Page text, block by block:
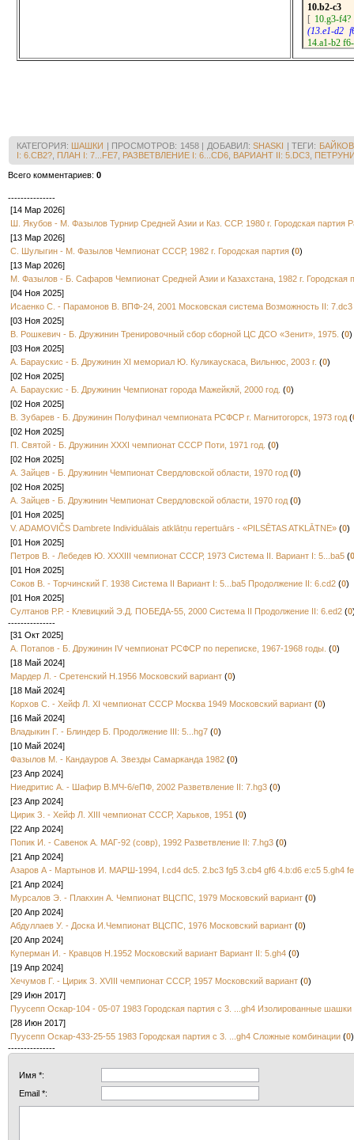
10.b2-c3
[ 10.g3-f4?
(13.e1-d2
14.a1-b2
хуже:I.
[11.g3-f4?
16.c3xe5
(17...h8-g7
e7-f6
B)
13.e3-
f6!
C) 13.g3-
15...h6-g5
16...b8-a7
c1-e3=
сводя
f4-g3
20.e1-d2
17.e3-f4
КАТЕГОРИЯ: ШАШКИ | ПРОСМОТРОВ: 1458| ДОБАВИЛ: SHASKI |ТЕГИ:
I: 6.СB2? ПЛАН I: 7...FE7 РАЗВЕТВЛЕНИЕ I: 6...CD6 ВАРИАНТ II: 5.DC3
Всего комментариев: 0
---------------
[14 Мар 2026]
Ш. Якубов - М. Фазылов Турнир Средней Азии и Каз. ССР. 1980 г. Городская партия
[13 Мар 2026]
С. Шулыгин - М. Фазылов Чемпионат СССР, 1982 г. Городская партия (0)
[13 Мар 2026]
М. Фазылов - Б. Сафаров Чемпионат Средней Азии и Казахстана, 1982 г. Городская
[04 Ноя 2025]
Исаенко С. - Парамонов В. ВПФ-24, 2001 Московская система Возможность II: 7.dc3
[03 Ноя 2025]
В. Рошкевич - Б. Дружинин Тренировочный сбор сборной ЦС ДСО «Зенит», 1975. (0)
[03 Ноя 2025]
А. Бараускис - Б. Дружинин XI мемориал Ю. Куликаускаса, Вильнюс, 2003 г. (0)
[02 Ноя 2025]
А. Бараускис - Б. Дружинин Чемпионат города Мажейкяй, 2000 год. (0)
[02 Ноя 2025]
В. Зубарев - Б. Дружинин Полуфинал чемпионата РСФСР г. Магнитогорск, 1973 год (
[02 Ноя 2025]
П. Святой - Б. Дружинин XXXI чемпионат СССР Поти, 1971 год. (0)
[02 Ноя 2025]
А. Зайцев - Б. Дружинин Чемпионат Свердловской области, 1970 год (0)
[02 Ноя 2025]
А. Зайцев - Б. Дружинин Чемпионат Свердловской области, 1970 год (0)
[01 Ноя 2025]
V. ADAMOVIČS Dambrete Individuālais atklātņu repertuārs - «PILSĒTAS ATKLĀTNE» (0)
[01 Ноя 2025]
Петров В. - Лебедев Ю. XXXIII чемпионат СССР, 1973 Система II. Вариант I: 5...ba5 (0
[01 Ноя 2025]
Соков В. - Торчинский Г. 1938 Система II Вариант I: 5...ba5 Продолжение II: 6.cd2 (0)
[01 Ноя 2025]
Султанов Р.Р. - Клевицкий Э.Д. ПОБЕДА-55, 2000 Система II Продолжение II: 6.ed2 (0
---------------
[31 Окт 2025]
А. Потапов - Б. Дружинин IV чемпионат РСФСР по переписке, 1967-1968 годы. (0)
[18 Май 2024]
Мардер Л. - Сретенский Н.1956 Московский вариант (0)
[18 Май 2024]
Корхов С. - Хейф Л. XI чемпионат СССР Москва 1949 Московский вариант (0)
[16 Май 2024]
Владыкин Г. - Блиндер Б. Продолжение III: 5...hg7 (0)
[10 Май 2024]
Фазылов М. - Кандауров А. Звезды Самарканда 1982 (0)
[23 Апр 2024]
Ниедритис А. - Шафир В.МЧ-6/еПФ, 2002 Разветвление II: 7.hg3 (0)
[23 Апр 2024]
Цирик З. - Хейф Л. XIII чемпионат СССР, Харьков, 1951 (0)
[22 Апр 2024]
Попик И. - Савенок А. МАГ-92 (совр), 1992 Разветвление II: 7.hg3 (0)
[21 Апр 2024]
Азаров А - Мартынов И. МАРШ-1994, I.cd4 dc5. 2.bc3 fg5 3.cb4 gf6 4.b:d6 e:c5 5.gh4
[21 Апр 2024]
Мурсалов Э. - Плакхин А. Чемпионат ВЦСПС, 1979 Московский вариант (0)
[20 Апр 2024]
Абдуллаев У. - Доска И.Чемпионат ВЦСПС, 1976 Московский вариант (0)
[20 Апр 2024]
Куперман И. - Кравцов Н.1952 Московский вариант Вариант II: 5.gh4 (0)
[19 Апр 2024]
Хечумов Г. - Цирик З. XVIII чемпионат СССР, 1957 Московский вариант (0)
[29 Июн 2017]
Пуусепп Оскар-104 - 05-07 1983 Городская партия с 3. ...gh4 Изолированные шашки
[28 Июн 2017]
Пуусепп Оскар-433-25-55 1983 Городская партия с 3. ...gh4 Сложные комбинации (0)
---------------
Имя *:
Email *: